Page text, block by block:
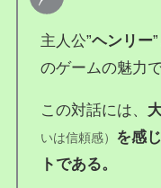
主人公”ヘンリー
のゲームの魅力で
この対話には、
いは信頼感） を感
トである。